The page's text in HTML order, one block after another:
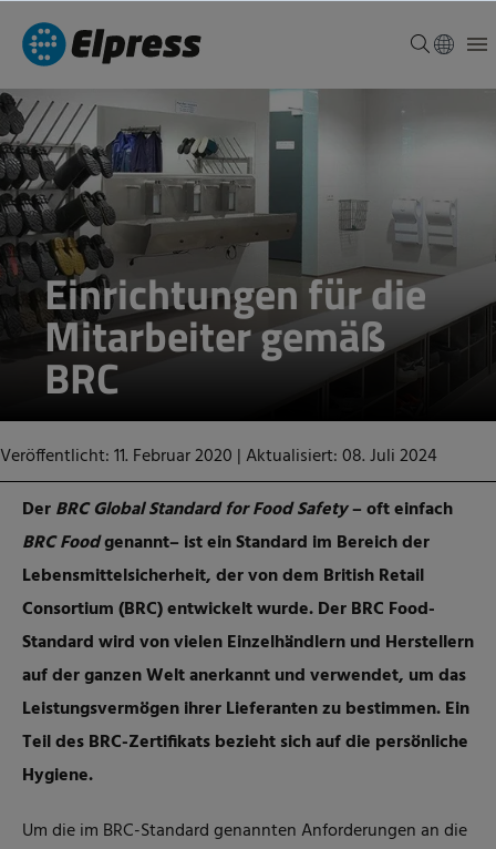
Einrichtungen für die
Mitarbeiter gemäß
BRC
Veröffentlicht: 11. Februar 2020 |Aktualisiert: 08. Juli 2024
DerBRC Global Standard for Food Safety– oft einfach
BRC Foodgenannt– ist ein Standard im Bereich der
Lebensmittelsicherheit, der von dem British Retail
Consortium (BRC) entwickelt wurde. Der BRC Food-
Standard wird von vielen Einzelhändlern und Herstellern
auf der ganzen Welt anerkannt und verwendet, um das
Leistungsvermögen ihrer Lieferanten zu bestimmen. Ein
Teil des BRC-Zertifikats bezieht sich auf die persönliche
Hygiene.
Um die im BRC-Standard genannten Anforderungen an die